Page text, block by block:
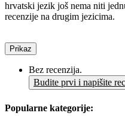
hrvatski jezik još nema niti
recenzije na drugim jezicima.
Prikaz
Bez recenzija.
Budite prvi i napišite
Popularne kategorije: